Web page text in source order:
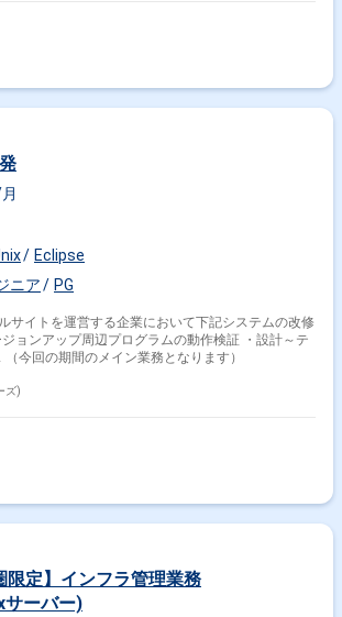
Eclipse
ニア
PG
サイトを運営する企業において下記システムの改修
ョンアップ周辺プログラムの動作検証 ・設計～テ
今回の期間のメイン業務となります）
ズ)
限定】インフラ管理業務
ーバー)